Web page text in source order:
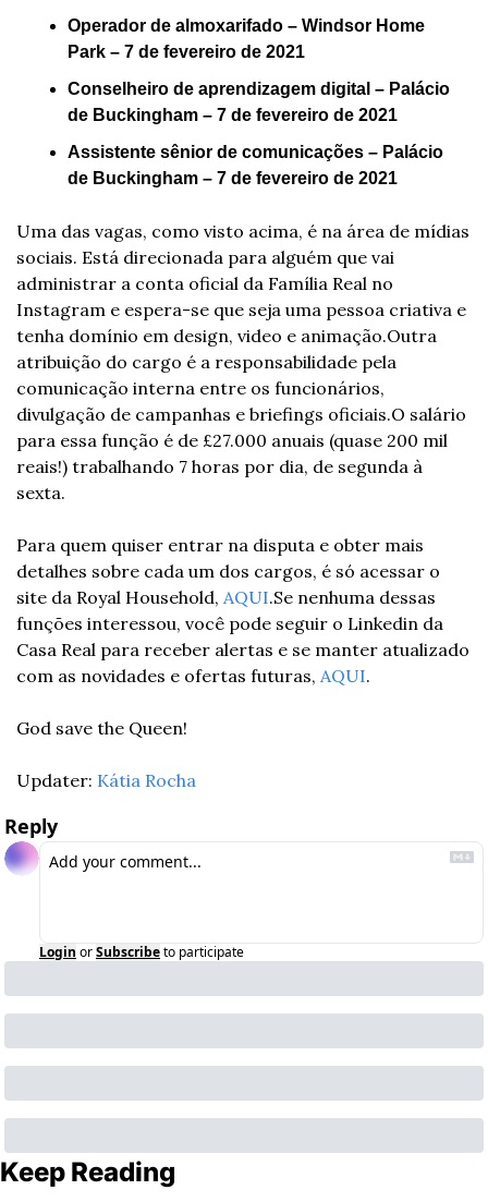
Operador de almoxarifado – Windsor Home
Park – 7 de fevereiro de 2021
Conselheiro de aprendizagem digital – Palácio
de Buckingham – 7 de fevereiro de 2021
Assistente sênior de comunicações – Palácio
de Buckingham – 7 de fevereiro de 2021
Uma das vagas, como visto acima, é na área de mídias
sociais. Está direcionada para alguém que vai
administrar a conta oficial da Família Real no
Instagram e espera-se que seja uma pessoa criativa e
tenha domínio em design, video e animação.Outra
atribuição do cargo é a responsabilidade pela
comunicação interna entre os funcionários,
divulgação de campanhas e briefings oficiais.O salário
para essa função é de £27.000 anuais (quase 200 mil
reais!) trabalhando 7 horas por dia, de segunda à
sexta.
Para quem quiser entrar na disputa e obter mais
detalhes sobre cada um dos cargos, é só acessar o
site da Royal Household, AQUI.Se nenhuma dessas
funções interessou, você pode seguir o Linkedin da
Casa Real para receber alertas e se manter atualizado
com as novidades e ofertas futuras, AQUI.
God save the Queen!
Updater: Kátia Rocha
Reply
Login orSubscribeto participate
Keep Reading